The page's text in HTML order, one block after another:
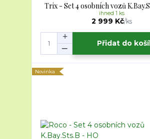
Trix - Set 4 osobních vozů
2 999 Kč/ks
ihned 1 ks
Přidat do
Novinka